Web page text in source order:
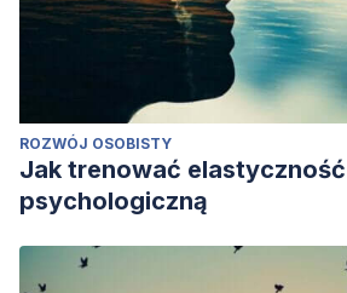
ROZWÓJ OSOBISTY
Jak trenować elastyczność
psychologiczną